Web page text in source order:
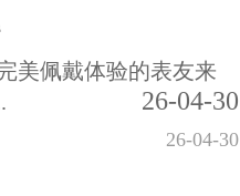
美佩戴体验的表友来
26-04-30
26-04-30